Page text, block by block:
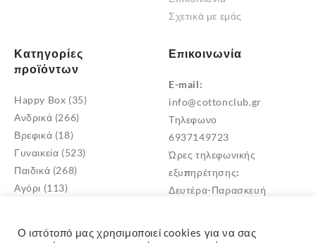
Σχετικά με εμάς
Κατηγορίες
προϊόντων
Happy Box (35)
Ανδρικά (266)
Βρεφικά (18)
Γυναικεία (523)
Παιδικά (268)
Αγόρι (113)
Επικοινωνία
E-mail:
info@cottonclub.gr
Τηλεφωνο
6937149723
Ώρες τηλεφωνικής
εξυπηρέτησης:
Δευτέρα-Παρασκευή
Ο ιστότοπό μας χρησιμοποιεί cookies για να σας